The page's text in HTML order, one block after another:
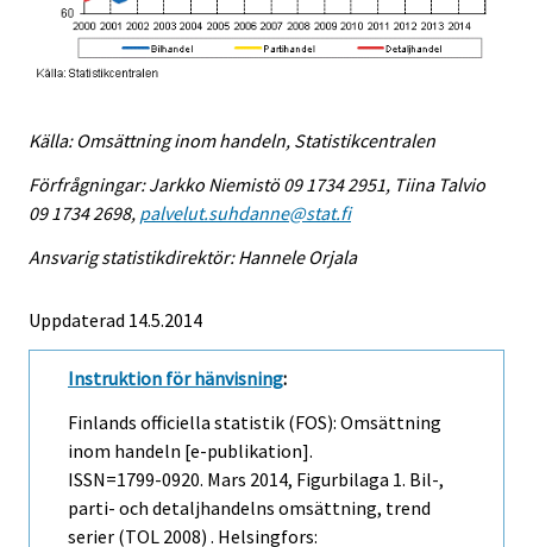
Källa: Omsättning inom handeln, Statistikcentralen
Förfrågningar: Jarkko Niemistö 09 1734 2951, Tiina Talvio
09 1734 2698, palvelut.suhdanne@stat.fi
Ansvarig statistikdirektör: Hannele Orjala
Uppdaterad 14.5.2014
Instruktion för hänvisning:
Finlands officiella statistik (FOS): Omsättning
inom handeln [e-publikation].
ISSN=1799-0920. Mars 2014, Figurbilaga 1. Bil-,
parti- och detaljhandelns omsättning, trend
serier (TOL 2008) . Helsingfors: